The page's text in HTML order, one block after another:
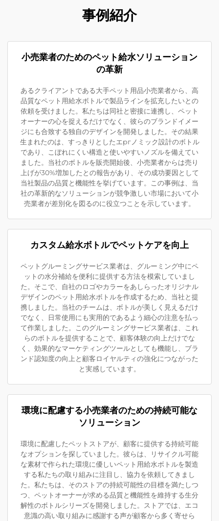
事例紹介
小売業者のためのペット給水ソリューション
の革新
あるクライアントである大手ペット用品小売業者から、高
品質なペット用給水ボトルで製品ラインを拡充したいとの
依頼を受けました。私たちは同社と密接に連携し、ペット
オーナーの心を捉えるだけでなく、彼らのブランドイメー
ジにも合致する独自のデザインを開発しました。その結果
生まれたのは、すっきりとしたエргノミック設計のボトル
であり、こぼれにくい構造と使いやすいノズルを備えてい
ました。当社のボトルを販売開始後、小売業者からは売り
上げが30%増加したとの報告があり、その成功要因として
当社製品の品質と機能性を挙げています。この事例は、当
社の革新的なソリューションが競争激しい市場において小
売業者が差別化を図るのに役立つことを示しています。
カスタム給水ボトルでペットケアを向上
ペットグルーミングサービス業者は、グルーミング中にペ
ットの水分補給を便利に提供する方法を模索していまし
た。そこで、自社のロゴやカラーをあしらったオリジナル
デザインのペット用給水ボトルを作成するため、当社と提
携しました。当社のチームは、ボトルが美しく見えるだけ
でなく、日常使用にも実用的であるよう細心の注意を払っ
て作業しました。このグルーミングサービス業者は、これ
らのボトルを提供することで、顧客体験の向上だけでな
く、効果的なマーケティングツールとしても機能し、ブラ
ンド認知度の向上と顧客ロイヤルティの強化につながった
と実感しています。
環境に配慮する小売業者のための持続可能な
ソリューション
環境に配慮したペットストアが、顧客に提供する持続可能
なオプションを探していました。彼らは、リサイクル可能
な素材で作られた環境に優しいペット用給水ボトルを製造
する私たちの取り組みに注目し、協力を依頼してきまし
た。私たちは、そのストアの持続可能性の目標を満たしつ
つ、ペットオーナーが求める品質と機能性を維持する生分
解性のボトルシリーズを開発しました。ストアでは、エコ
意識の高い取り組みに感謝する声が顧客から多く寄せら